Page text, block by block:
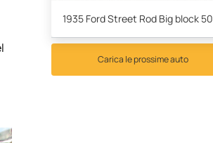
Carica le prossime auto